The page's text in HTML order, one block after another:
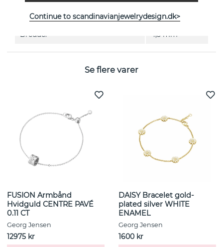
Kollektion: FUSION
Bredde: 4,5 mm
Se flere varer
FUSION Armbånd
Hvidguld CENTRE PAVÉ
0.11 CT
Georg Jensen
12975 kr
DAISY Bracelet gold-
plated silver WHITE
ENAMEL
Georg Jensen
1600 kr
Continue to scandinavianjewelrydesign.dk>